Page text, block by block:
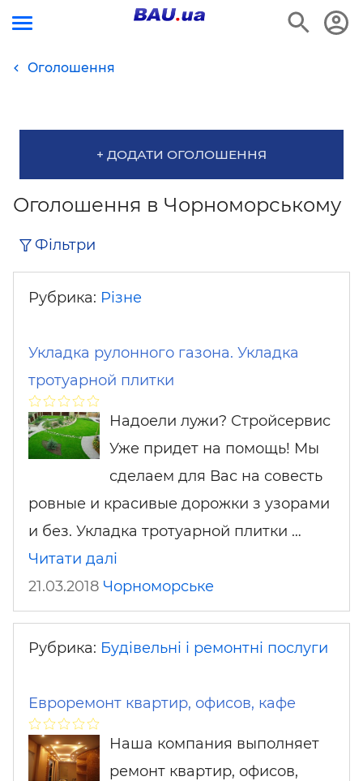
Оголошення
+ ДОДАТИ ОГОЛОШЕННЯ
Оголошення в Чорноморському
Фільтри
Рубрика: Різне
Укладка рулонного газона. Укладка
тротуарной плитки
Надоели лужи? Стройсервис
Уже придет на помощь! Мы
сделаем для Вас на совесть
ровные и красивые дорожки з узорами
и без. Укладка тротуарной плитки …
Читати далі
21.03.2018 Чорноморське
Рубрика: Будівельні і ремонтні послуги
Евроремонт квартир, офисов, кафе
Наша компания выполняет
ремонт квартир, офисов,